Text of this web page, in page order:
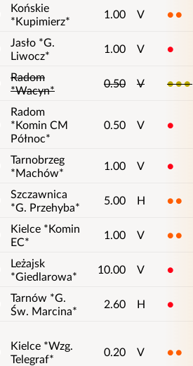
Końskie
*Kupimierz*
1.00 V 2
Jasło *G.
Liwocz*
1.00 V 1
Radom
*Wacyn*
0.50 V 3
Radom
*Komin CM
Północ*
0.50 V 1
Tarnobrzeg
*Machów*
1.00 V 1
Szczawnica
*G. Przehyba*
5.00 H 2
Kielce *Komin
EC*
1.00 V 2
Leżajsk
*Giedlarowa*
10.00 V 1
Tarnów *G.
Św. Marcina*
2.60 H 1
Kielce *Wzg.
Telegraf*
0.20 V 2